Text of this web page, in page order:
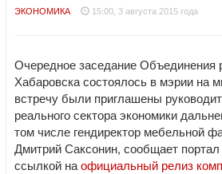
ЭКОНОМИКА 15:00, 3 августа 2015 года
Очередное заседание Объединения
Хабаровска состоялось в мэрии на
встречу были приглашены
реального сектора экономики
том числе гендиректор мебельной
Дмитрий Саксонин, сообщает
ссылкой наофициальный релиз